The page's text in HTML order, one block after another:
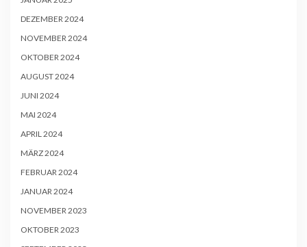
DEZEMBER 2024
NOVEMBER 2024
OKTOBER 2024
AUGUST 2024
JUNI 2024
MAI 2024
APRIL 2024
MÄRZ 2024
FEBRUAR 2024
JANUAR 2024
NOVEMBER 2023
OKTOBER 2023